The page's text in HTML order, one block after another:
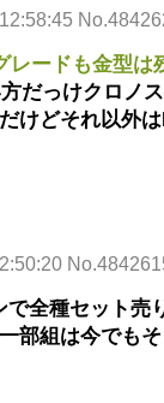
レードも金型は
だっけクロノ
けどそれ以外
で全種セット売
部組は今でも